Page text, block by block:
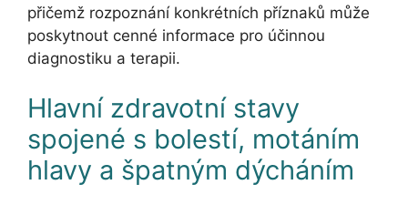
přičemž rozpoznání konkrétních příznaků může
poskytnout cenné informace pro účinnou
diagnostiku a terapii.
Hlavní zdravotní stavy
spojené s bolestí, motáním
hlavy a špatným dýcháním